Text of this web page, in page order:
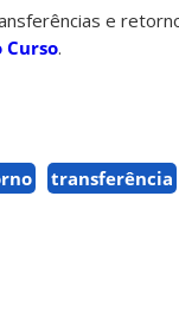
e
.
transferência